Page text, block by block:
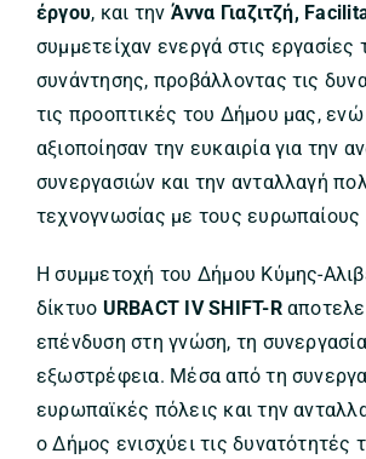
έργου, και την Άννα Γιαζιτζή,
συμμετείχαν ενεργά στις εργασίες
συνάντησης, προβάλλοντας τις
τις προοπτικές του Δήμου μας,
αξιοποίησαν την ευκαιρία για την
συνεργασιών και την ανταλλαγή
τεχνογνωσίας με τους ευρωπαίους
Η συμμετοχή του Δήμου Κύμης-
δίκτυο URBACT IV SHIFT-R
επένδυση στη γνώση, τη
εξωστρέφεια. Μέσα από τη
ευρωπαϊκές πόλεις και την
ο Δήμος ενισχύει τις δυνατότητές